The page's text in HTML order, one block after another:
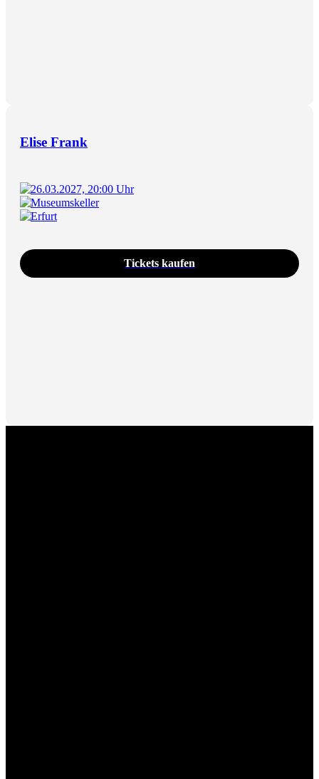
Elise Frank
26.03.2027, 20:00 Uhr
Museumskeller
Erfurt
Tickets kaufen